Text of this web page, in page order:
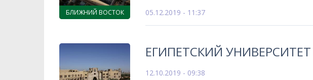
БЛИЖНИЙ ВОСТОК 05.12.2019 - 11:37
ЕГИПЕТСКИЙ
12.10.2019 - 09:38